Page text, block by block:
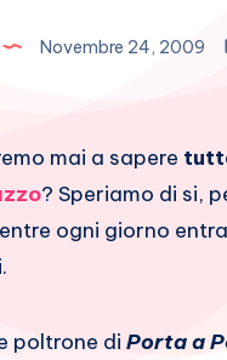
Novembre 24, 2009
mai a sapere
? Speriamo di si,
ogni giorno
poltrone di Porta a